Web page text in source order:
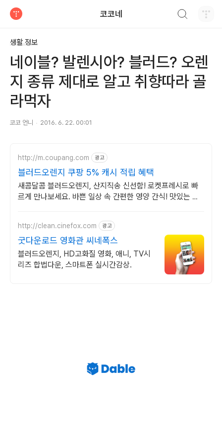
코코네
생활 정보
네이블? 발렌시아? 블러드? 오렌
지 종류 제대로 알고 취향따라 골
라먹자
코코 언니 2016. 6. 22. 00:01
http://m.coupang.com 광고
블러드오렌지 쿠팡 5% 캐시 적립 혜택
새콤달콤 블러드오렌지, 산지직송 신선함! 로켓프레시로 빠
르게 만나보세요. 바쁜 일상 속 간편한 영양 간식! 맛있는 과
http://clean.cinefox.com 광고
굿다운로드 영화관 씨네폭스
블러드오렌지, HD고화질 영화, 애니, TV시
리즈 합법다운, 스마트폰 실시간감상.